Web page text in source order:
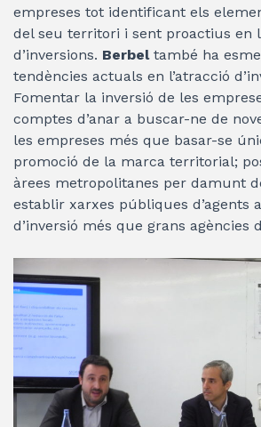
empreses tot identificant els
del seu territori i sent proactius en
d’inversions. Berbeltambé ha
tendències actuals en l’atracció
Fomentar la inversió de les
comptes d’anar a buscar-ne de
les empreses més que basar-se
promoció de la marca territorial;
àrees metropolitanes per damunt
establir xarxes públiques d’agents
d’inversió més que grans agències